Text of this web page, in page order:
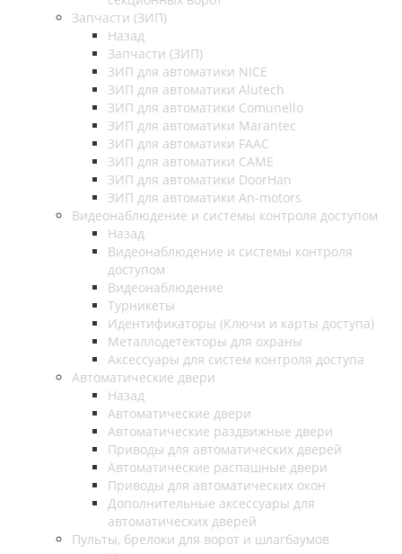
Запчасти (ЗИП)
Назад
Запчасти (ЗИП)
ЗИП для автоматики NICE
ЗИП для автоматики Alutech
ЗИП для автоматики Comunello
ЗИП для автоматики Marantec
ЗИП для автоматики FAAC
ЗИП для автоматики CAME
ЗИП для автоматики DoorHan
ЗИП для автоматики An-motors
Видеонаблюдение и системы контроля доступом
Назад
Видеонаблюдение и системы контроля
доступом
Видеонаблюдение
Турникеты
Идентификаторы (Ключи и карты доступа)
Металлодетекторы для охраны
Аксессуары для систем контроля доступа
Автоматические двери
Назад
Автоматические двери
Автоматические раздвижные двери
Приводы для автоматических дверей
Автоматические распашные двери
Приводы для автоматических окон
Дополнительные аксессуары для
автоматических дверей
Пульты, брелоки для ворот и шлагбаумов